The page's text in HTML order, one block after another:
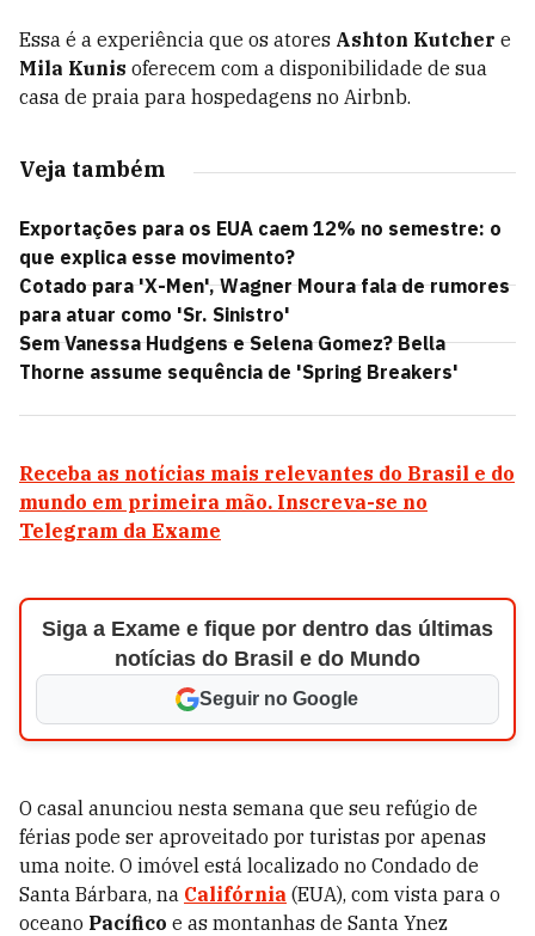
Essa é a experiência que os atores Ashton Kutcher e
Mila Kunis oferecem com a disponibilidade de sua
casa de praia para hospedagens no Airbnb.
Veja também
Exportações para os EUA caem 12% no semestre: o
que explica esse movimento?
Cotado para 'X-Men', Wagner Moura fala de rumores
para atuar como 'Sr. Sinistro'
Sem Vanessa Hudgens e Selena Gomez? Bella
Thorne assume sequência de 'Spring Breakers'
Receba as notícias mais relevantes do Brasil e do
mundo em primeira mão. Inscreva-se no
Telegram da Exame
Siga a Exame e fique por dentro das últimas
notícias do Brasil e do Mundo
Seguir no Google
O casal anunciou nesta semana que seu refúgio de
férias pode ser aproveitado por turistas por apenas
uma noite. O imóvel está localizado no Condado de
Santa Bárbara, na Califórnia (EUA), com vista para o
oceano Pacífico e as montanhas de Santa Ynez